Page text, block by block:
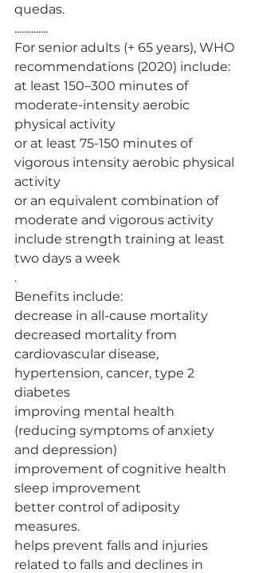
quedas.
..............
For senior adults (+ 65 years), WHO
recommendations (2020) include:
at least 150–300 minutes of
moderate-intensity aerobic
physical activity
or at least 75-150 minutes of
vigorous intensity aerobic physical
activity
or an equivalent combination of
moderate and vigorous activity
include strength training at least
two days a week
.
Benefits include:
decrease in all-cause mortality
decreased mortality from
cardiovascular disease,
hypertension, cancer, type 2
diabetes
improving mental health
(reducing symptoms of anxiety
and depression)
improvement of cognitive health
sleep improvement
better control of adiposity
measures.
helps prevent falls and injuries
related to falls and declines in